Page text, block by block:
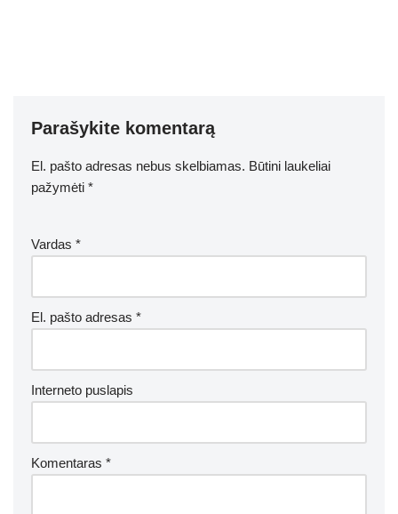
Parašykite komentarą
El. pašto adresas nebus skelbiamas. Būtini laukeliai
pažymėti *
Vardas *
El. pašto adresas *
Interneto puslapis
Komentaras *